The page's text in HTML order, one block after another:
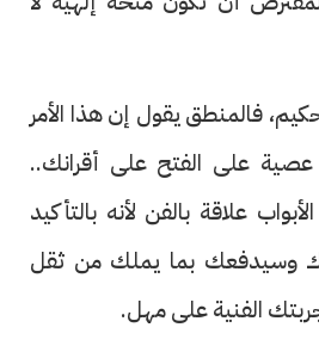
فالمنطق يقول إن هذا الأمر
عصية على الفتح على أقرانك..
علاقة بالفن لأنه بالتأكيد
وسيدفعك بما يملك من ثقل
الفنية على مهل.